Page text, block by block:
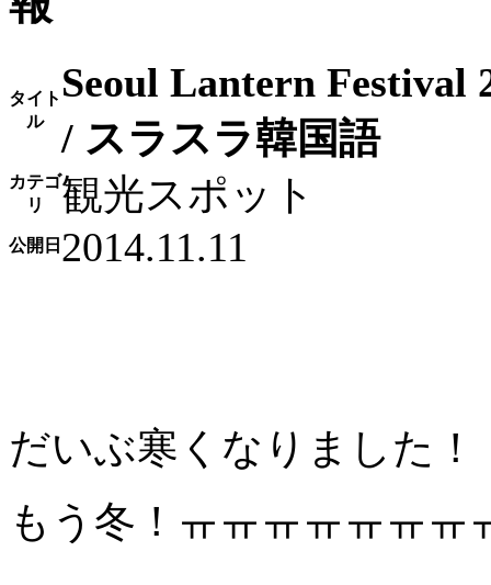
タイト
ル
Seoul Lantern Festival
/ スラスラ韓国語
カテゴ
リ
観光スポット
公開日 2014.11.11
だいぶ寒くなりました！
もう冬！ㅠㅠㅠㅠㅠㅠㅠ